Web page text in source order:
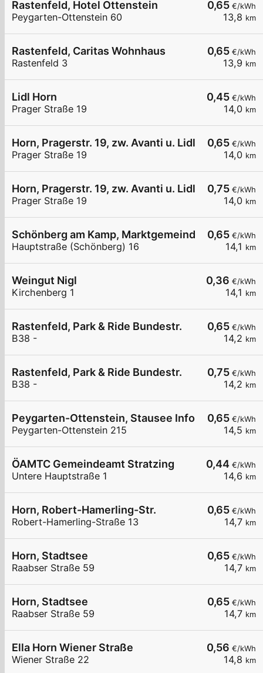
0,65 €/kWh
13,8 km
Rastenfeld, Hotel Ottenstein
Peygarten-Ottenstein 60
0,65 €/kWh
13,9 km
Rastenfeld, Caritas Wohnhaus
Rastenfeld 3
0,45 €/kWh
14,0 km
Lidl Horn
Prager Straße 19
0,65 €/kWh
14,0 km
Horn, Pragerstr. 19, zw. Avanti u. Lidl
Prager Straße 19
0,75 €/kWh
14,0 km
Horn, Pragerstr. 19, zw. Avanti u. Lidl
Prager Straße 19
0,65 €/kWh
14,1 km
Schönberg am Kamp, Marktgemeinde
Hauptstraße (Schönberg) 16
0,36 €/kWh
14,1 km
Weingut Nigl
Kirchenberg 1
0,65 €/kWh
14,2 km
Rastenfeld, Park & Ride Bundestr.
B38 -
0,75 €/kWh
14,2 km
Rastenfeld, Park & Ride Bundestr.
B38 -
0,65 €/kWh
14,5 km
Peygarten-Ottenstein, Stausee Infozentrum
Peygarten-Ottenstein 215
0,44 €/kWh
14,6 km
ÖAMTC Gemeindeamt Stratzing
Untere Hauptstraße 1
0,65 €/kWh
14,7 km
Horn, Robert-Hamerling-Str.
Robert-Hamerling-Straße 13
0,65 €/kWh
14,7 km
Horn, Stadtsee
Raabser Straße 59
0,65 €/kWh
14,7 km
Horn, Stadtsee
Raabser Straße 59
0,56 €/kWh
14,8 km
Ella Horn Wiener Straße
Wiener Straße 22